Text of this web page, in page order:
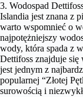
3. Wodospad
Islandia jest znana z
warto wspomnieć o
najpotężniejszy
wody, która spada z
Dettifoss znajduje
jest jednym z
popularnej “Złotej
surowością i